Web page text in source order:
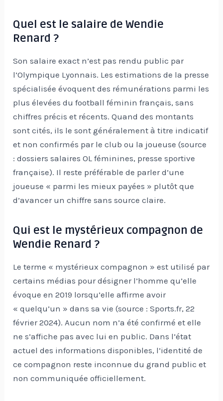
Quel est le salaire de Wendie
Renard ?
Son salaire exact n’est pas rendu public par
l’Olympique Lyonnais. Les estimations de la presse
spécialisée évoquent des rémunérations parmi les
plus élevées du football féminin français, sans
chiffres précis et récents. Quand des montants
sont cités, ils le sont généralement à titre indicatif
et non confirmés par le club ou la joueuse (source
: dossiers salaires OL féminines, presse sportive
française). Il reste préférable de parler d’une
joueuse « parmi les mieux payées » plutôt que
d’avancer un chiffre sans source claire.
Qui est le mystérieux compagnon de
Wendie Renard ?
Le terme « mystérieux compagnon » est utilisé par
certains médias pour désigner l’homme qu’elle
évoque en 2019 lorsqu’elle affirme avoir
« quelqu’un » dans sa vie (source : Sports.fr, 22
février 2024). Aucun nom n’a été confirmé et elle
ne s’affiche pas avec lui en public. Dans l’état
actuel des informations disponibles, l’identité de
ce compagnon reste inconnue du grand public et
non communiquée officiellement.